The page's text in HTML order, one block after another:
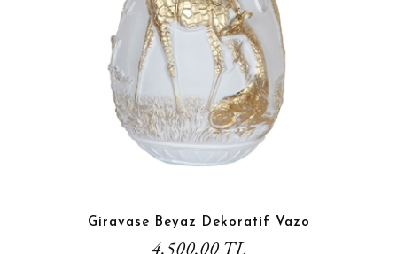
Giravase Beyaz Dekoratif Vazo
4.500,00 TL